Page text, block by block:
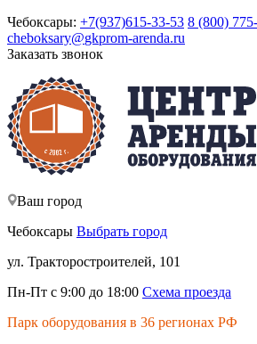
Чебоксары: +7(937)615-33-53 8 (800)
cheboksary@gkprom-arenda.ru
Заказать звонок
Ваш город
Чебоксары Выбрать город
ул. Тракторостроителей, 101
Пн-Пт с 9:00 до 18:00 Схема проезда
Парк оборудования в 36 регионах РФ